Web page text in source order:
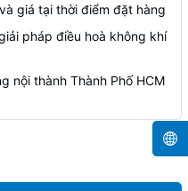
giá tại thời điểm đặt hàng
pháp điều hoà không khí
nội thành Thành Phố HCM